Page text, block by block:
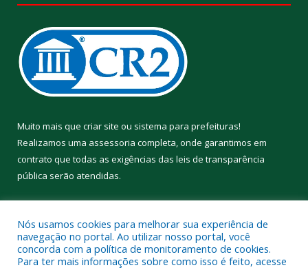
Muito mais que criar site ou sistema para prefeituras!
Realizamos uma assessoria completa, onde garantimos em
contrato que todas as exigências das leis de transparência
pública serão atendidas.
Nós usamos cookies para melhorar sua experiência de
navegação no portal. Ao utilizar nosso portal, você
concorda com a política de monitoramento de cookies.
Para ter mais informações sobre como isso é feito, acesse